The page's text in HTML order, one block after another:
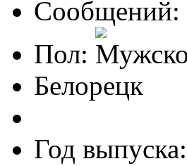
Сообщений:
Пол:
Белорецк
Год